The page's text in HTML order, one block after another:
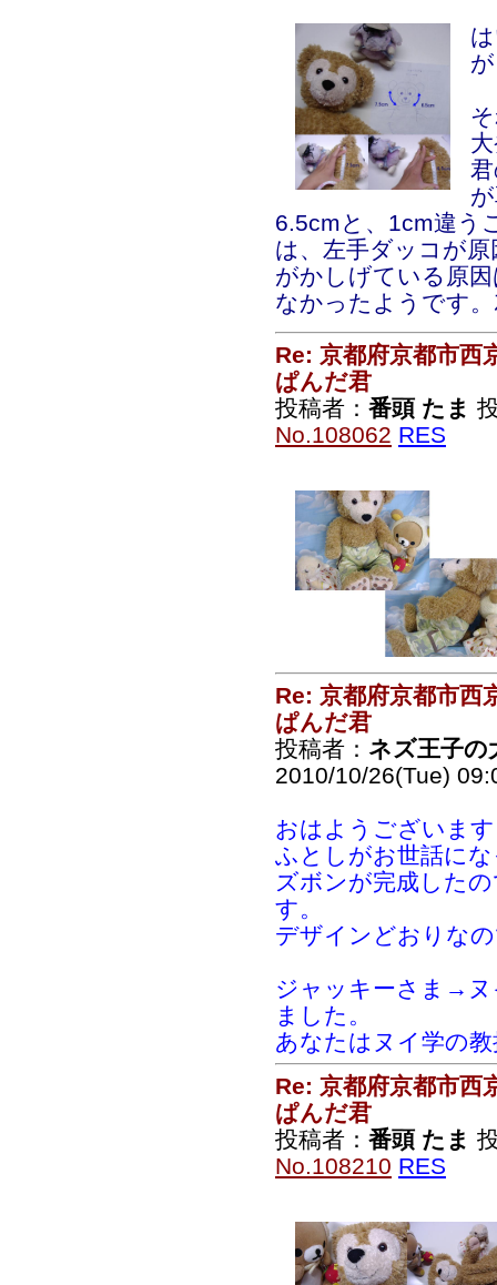
6.5cmと、1cm違う
は、左手ダッコが
がかしげている原
なかったようです。
Re: 京都府京都市西
ぱんだ君
投稿者： 番頭 たま
No.108062 RES
Re: 京都府京都市西
ぱんだ君
投稿者： ネズ王子の
2010/10/26(Tue)
おはようございま
ふとしがお世話に
ズボンが完成した
す。
デザインどおりな
ジャッキーさま→ヌ
ました。
あなたはヌイ学の
Re: 京都府京都市西
ぱんだ君
投稿者： 番頭 たま
No.108210 RES